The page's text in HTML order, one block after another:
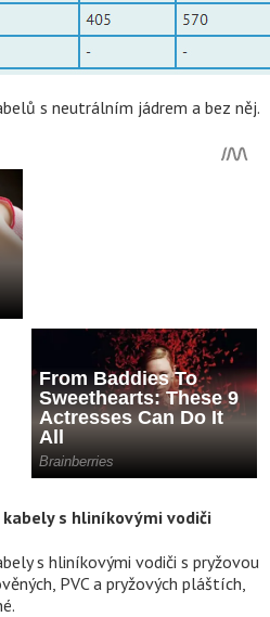
s neutrálním jádrem a bez něj.
s hliníkovými vodiči
s hliníkovými vodiči s pryžovou
PVC a pryžových pláštích,